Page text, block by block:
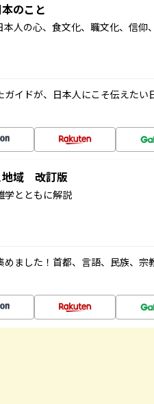
のこと
人の心、食文化、職文化、信仰
ガイドが、日本人にこそ伝えた
地域 改訂版
学とともに解説
ました！首都、言語、民族、宗